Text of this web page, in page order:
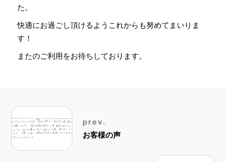
た。
快適にお過ごし頂けるようこれからも努めてまいりま
す！
またのご利用をお待ちしております。
prev.
お客様の声